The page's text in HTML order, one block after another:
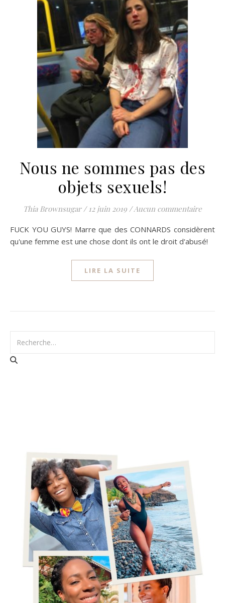
Nous ne sommes pas des
objets sexuels!
Thia Brownsugar / 12 juin 2019 /Aucun commentaire
FUCK YOU GUYS! Marre que des CONNARDS considèrent
qu'une femme est une chose dont ils ont le droit d'abusé!
LIRE LA SUITE